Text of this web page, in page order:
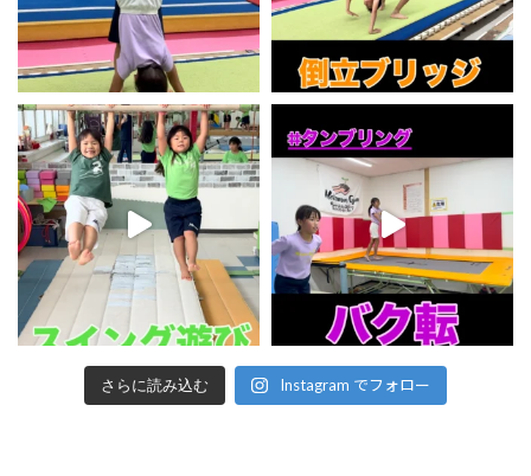
さらに読み込む Instagram でフォロー